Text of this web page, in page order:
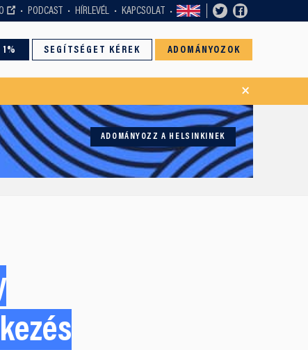
PODCAST HÍRLEVÉL KAPCSOLAT
1% SEGÍTSÉGET KÉREK ADOMÁNYOZOK
×
ADOMÁNYOZZ A HELSINKINEK